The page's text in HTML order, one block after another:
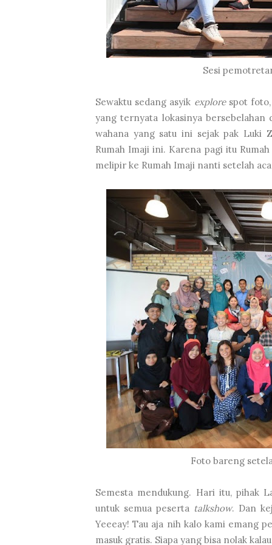
Sesi
Sewaktu sedang asyik explorespot foto,
yang ternyata lokasinya bersebelahan
wahana yang satu ini sejak pak Luki
Rumah Imaji ini. Karena pagi itu
melipir ke Rumah Imaji nanti setelah
Foto bareng
Semesta mendukung. Hari itu, pihak
untuk semua peserta talkshow. Dan
Yeeeay! Tau aja nih kalo kami emang
masuk gratis. Siapa yang bisa nolak